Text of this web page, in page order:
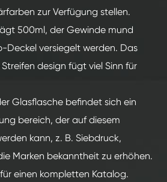
zur Verfügung stellen.
500ml, der Gewinde mund
Deckel versiegelt werden. Das
design fügt viel Sinn für
Glasflasche befindet sich ein
bereich, der auf diesem
kann, z. B. Siebdruck,
Marken bekanntheit zu erhöhen.
einen kompletten Katalog.